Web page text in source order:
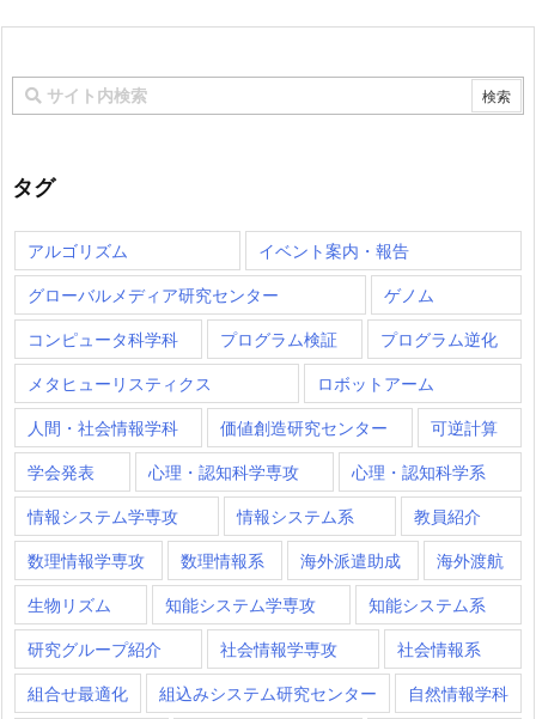
タグ
アルゴリズム イベント案内・報告
グローバルメディア研究センター ゲノム
コンピュータ科学科 プログラム検証 プログラム逆化
メタヒューリスティクス ロボットアーム
人間・社会情報学科 価値創造研究センター 可逆計算
学会発表 心理・認知科学専攻 心理・認知科学系
情報システム学専攻 情報システム系 教員紹介
数理情報学専攻 数理情報系 海外派遣助成 海外渡航
生物リズム 知能システム学専攻 知能システム系
研究グループ紹介 社会情報学専攻 社会情報系
組合せ最適化 組込みシステム研究センター 自然情報学科